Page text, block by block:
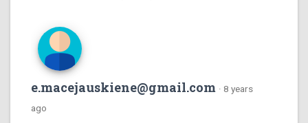
e.macejauskiene@gmail.com · 8 years
ago